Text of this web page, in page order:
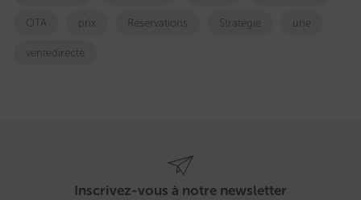
OTA prix Réservations Stratégie une
ventedirecte
Inscrivez-vous à notre newsletter